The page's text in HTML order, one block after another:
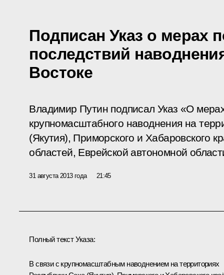
Подписан Указ о мерах
последствий
Востоке
Владимир Путин подписал Указ «О
крупномасштабного наводнения на
(Якутия), Приморского и Хабаровского
областей, Еврейской автономной
31 августа 2013 года 21:45
Полный текст Указа:
В связи с крупномасштабным наводнением на территориях